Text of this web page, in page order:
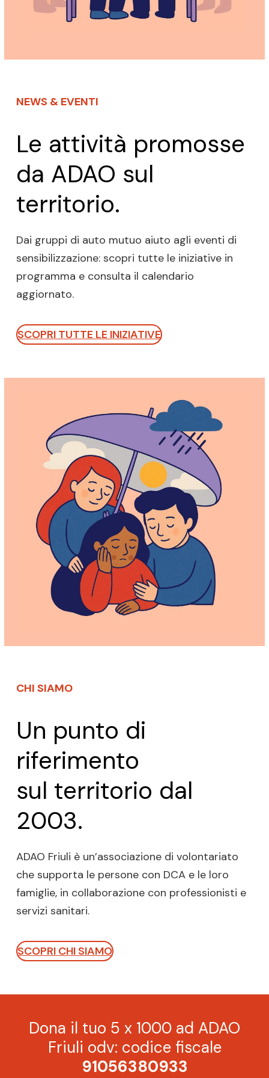
NEWS & EVENTI
Le attività promosse
da ADAO sul
territorio.
Dai gruppi di auto mutuo aiuto agli eventi di
sensibilizzazione: scopri tutte le iniziative in
programma e consulta il calendario
aggiornato.
SCOPRI TUTTE LE INIZIATIVE
CHI SIAMO
Un punto di
riferimento
sul territorio dal
2003.
ADAO Friuli è un’associazione di volontariato
che supporta le persone con DCA e le loro
famiglie, in collaborazione con professionisti e
servizi sanitari.
SCOPRI CHI SIAMO
Dona il tuo 5 x 1000 ad ADAO
Friuli odv: codice fiscale
91056380933